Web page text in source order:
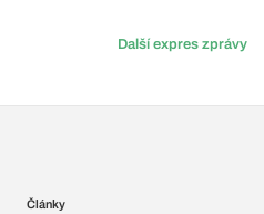
Další expres zprávy
Články